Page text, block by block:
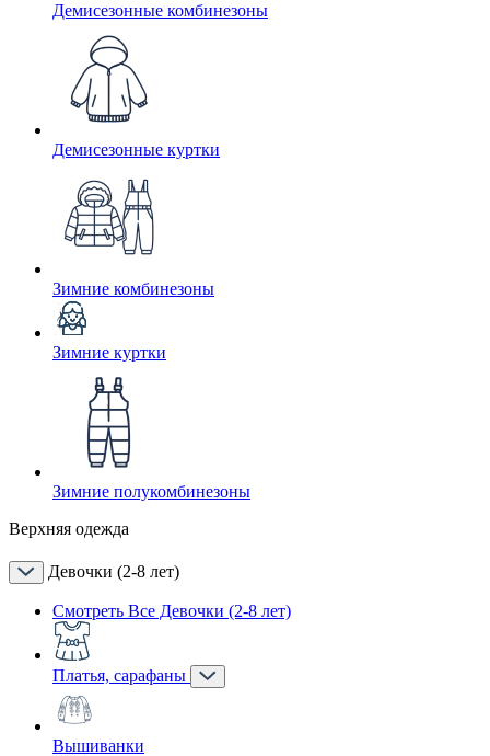
Демисезонные комбинезоны
Демисезонные куртки
Зимние комбинезоны
Зимние куртки
Зимние полукомбинезоны
Верхняя одежда
Девочки (2-8 лет)
Смотреть Все Девочки (2-8 лет)
Платья, сарафаны
Вышиванки